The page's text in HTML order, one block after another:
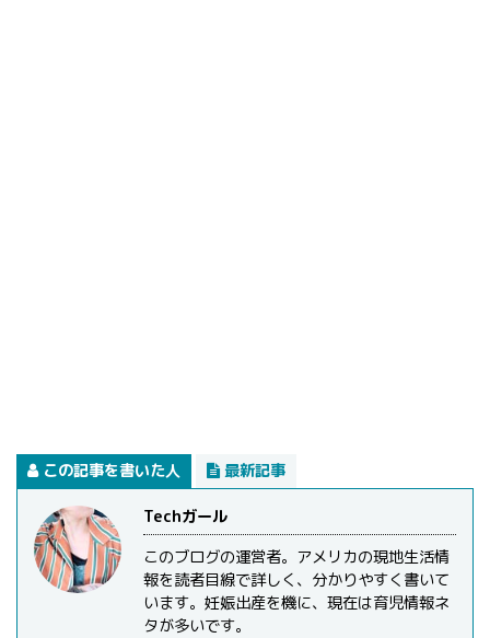
この記事を書いた人 最新記事
Techガール
このブログの運営者。アメリカの現地生活情
報を読者目線で詳しく、分かりやすく書いて
います。妊娠出産を機に、現在は育児情報ネ
タが多いです。